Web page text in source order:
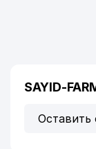
SAYID-
Оставить